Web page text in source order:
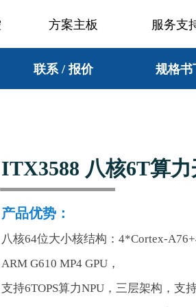
方案主板 服务支
联系 / 报价 规格书
ITX3588 八核6T算
八核64位大小核结构：4*Cortex-
ARM G610 MP4 GPU，
支持6TOPS算力NPU，三层架构，支
产品优势：